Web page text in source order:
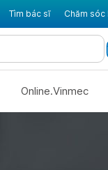
Tìm bác sĩ Chăm sóc
Online.Vinmec